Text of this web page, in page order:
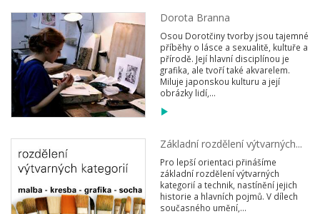
Dorota Branna
Osou Dorotčiny tvorby jsou tajemné
příběhy o lásce a sexualitě, kultuře a
přírodě. Její hlavní disciplínou je
grafika, ale tvoří také akvarelem.
Miluje japonskou kulturu a její
obrázky lidí,...
Základní rozdělení výtvarných...
Pro lepší orientaci přinášíme
základní rozdělení výtvarných
kategorií a technik, nastínění jejich
historie a hlavních pojmů. V dílech
současného umění,...